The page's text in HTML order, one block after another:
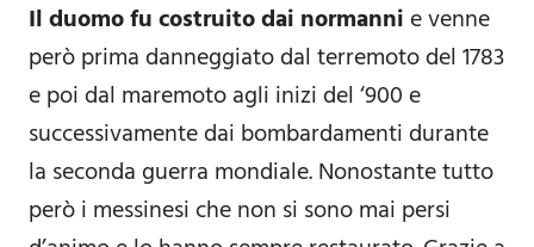
Il duomo fu costruito dai normannie venne
però prima danneggiato dal terremoto del 1783
e poi dal maremoto agli inizi del ‘900 e
successivamente dai bombardamenti durante
la seconda guerra mondiale. Nonostante tutto
però i messinesi che non si sono mai persi